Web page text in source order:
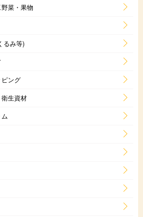
菜・果物
るみ等)
ング
生資材